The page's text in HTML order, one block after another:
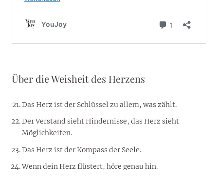
Über die Weisheit des Herzens
Das Herz ist der Schlüssel zu allem, was zählt.
Der Verstand sieht Hindernisse, das Herz sieht
Möglichkeiten.
Das Herz ist der Kompass der Seele.
Wenn dein Herz flüstert, höre genau hin.